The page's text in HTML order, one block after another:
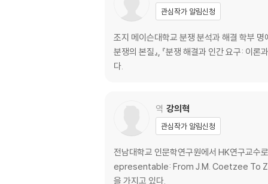
관심작가 알림신청
조지 메이슨대학교 분쟁 분석과 해결 학부 명
분쟁의 본질』, 『분쟁 해결과 인간 요구: 이론
다.
역 강의혁
관심작가 알림신청
전남대학교 인문학연구원에서 HK연구교수
epresentable: From J.M. Coetzee To Zoe
을 가지고 있다.